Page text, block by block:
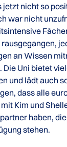
nicht so
war nicht
an Wissen
Die Uni bietet
und lädt auch
dass alle
Kim und
haben,
stehen.